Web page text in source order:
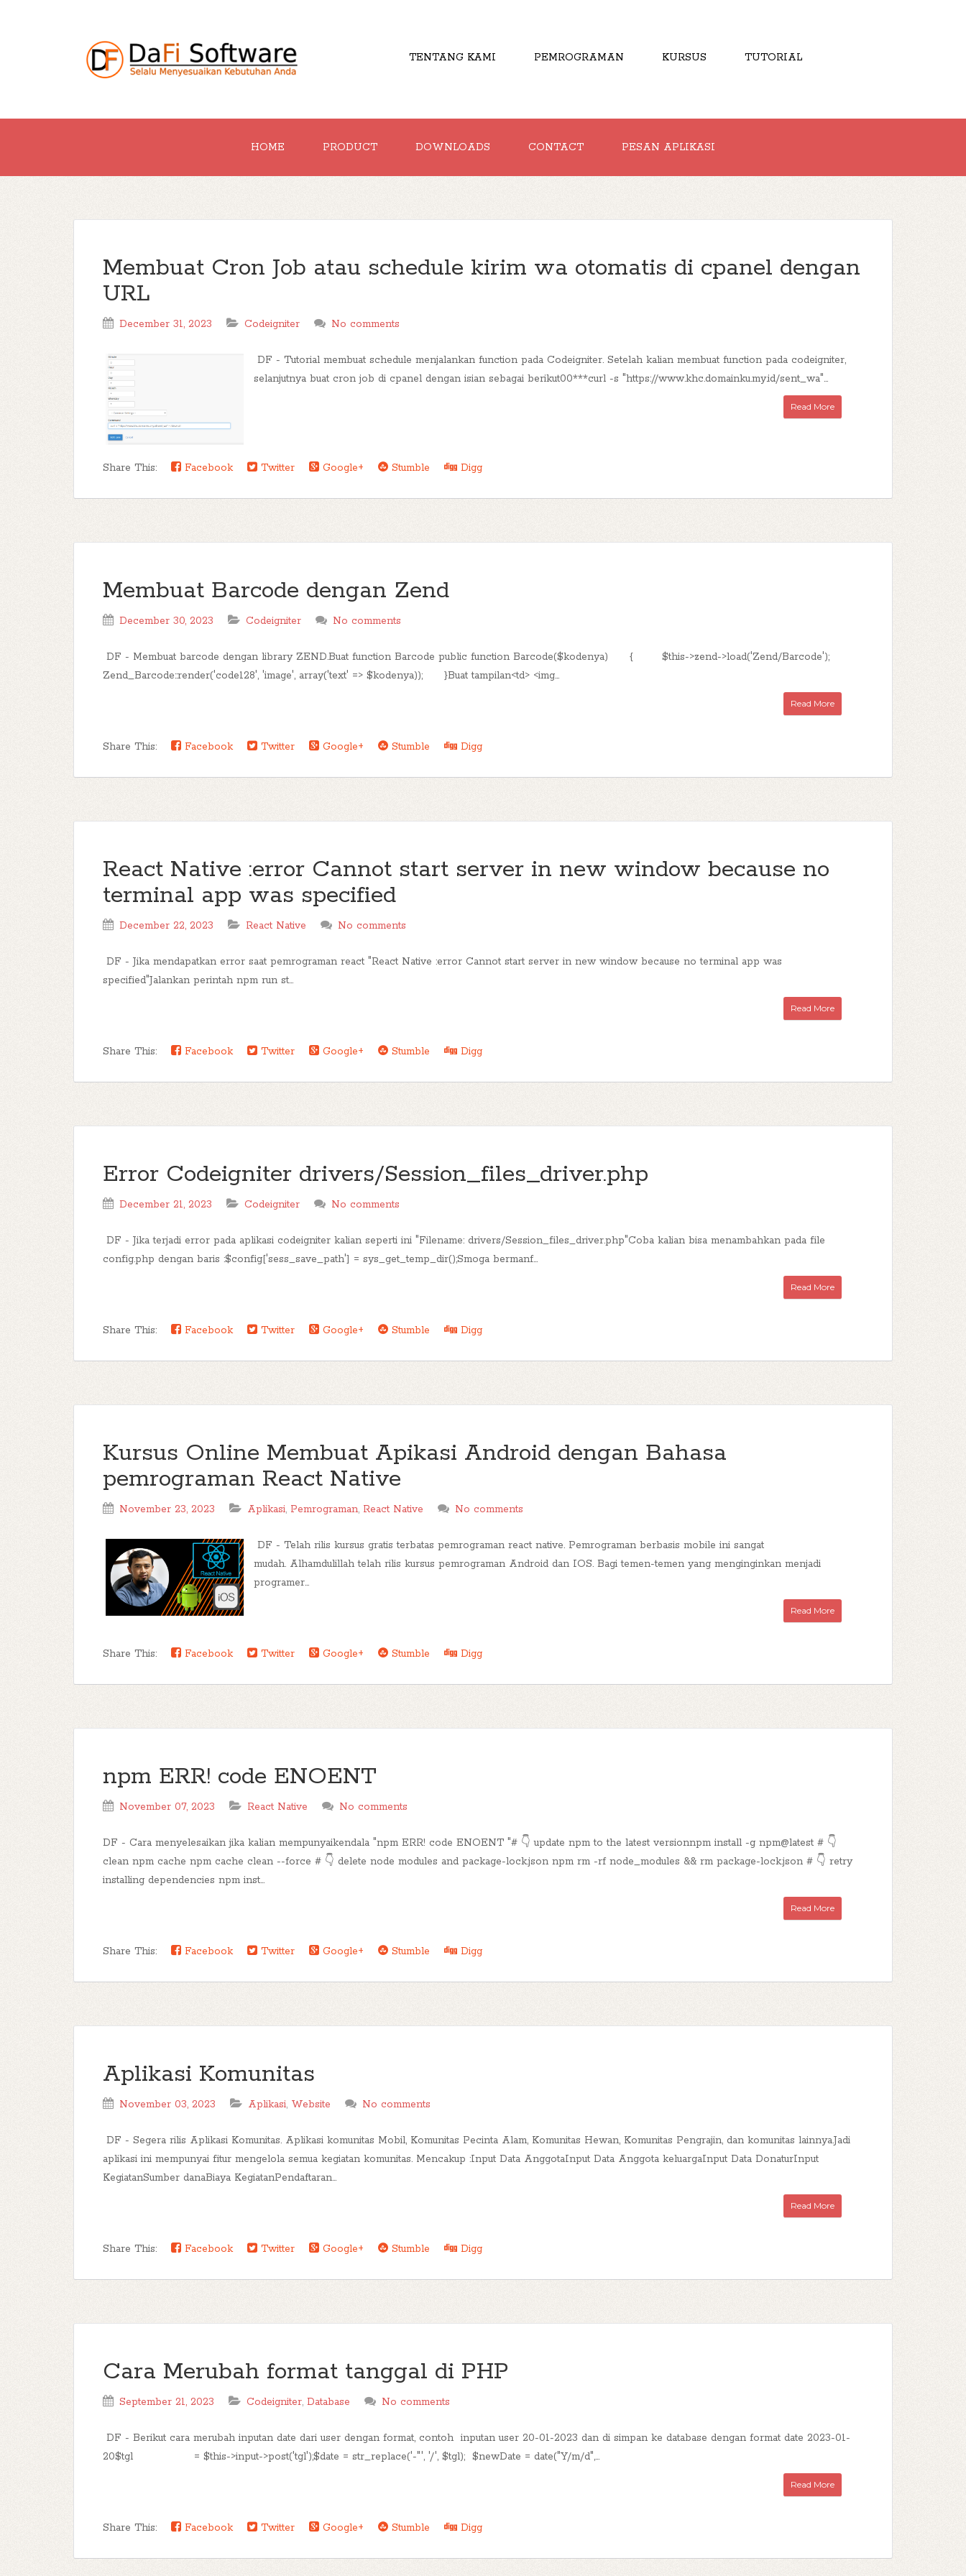
TENTANG KAMI PEMROGRAMAN KURSUS TUTORIAL
HOME PRODUCT DOWNLOADS CONTACT PESAN APLIKASI
Membuat Cron Job atau schedule kirim wa otomatis di cpanel dengan
URL
December 31, 2023 Codeigniter No comments
DF - Tutorial membuat schedule menjalankan function pada Codeigniter. Setelah kalian membuat function pada codeigniter,
selanjutnya buat cron job di cpanel dengan isian sebagai berikut00***curl -s "https://www.khc.domainku.my.id/sent_wa"...
Read More
Share This: Facebook Twitter Google+ Stumble Digg
Membuat Barcode dengan Zend
December 30, 2023 Codeigniter No comments
DF - Membuat barcode dengan library ZEND.Buat function Barcode public function Barcode($kodenya) { $this->zend->load('Zend/Barcode');
Zend_Barcode::render('code128', 'image', array('text' => $kodenya)); }Buat tampilan<td> <img...
Read More
Share This: Facebook Twitter Google+ Stumble Digg
React Native :error Cannot start server in new window because no
terminal app was specified
December 22, 2023 React Native No comments
DF - Jika mendapatkan error saat pemrograman react "React Native :error Cannot start server in new window because no terminal app was
specified"Jalankan perintah npm run st...
Read More
Share This: Facebook Twitter Google+ Stumble Digg
Error Codeigniter drivers/Session_files_driver.php
December 21, 2023 Codeigniter No comments
DF - Jika terjadi error pada aplikasi codeigniter kalian seperti ini "Filename: drivers/Session_files_driver.php"Coba kalian bisa menambahkan pada file
config.php dengan baris :$config['sess_save_path'] = sys_get_temp_dir();Smoga bermanf...
Read More
Share This: Facebook Twitter Google+ Stumble Digg
Kursus Online Membuat Apikasi Android dengan Bahasa
pemrograman React Native
November 23, 2023 Aplikasi, Pemrograman, React Native No comments
DF - Telah rilis kursus gratis terbatas pemrograman react native. Pemrograman berbasis mobile ini sangat
mudah. Alhamdulillah telah rilis kursus pemrograman Android dan IOS. Bagi temen-temen yang menginginkan menjadi
programer...
Read More
Share This: Facebook Twitter Google+ Stumble Digg
npm ERR! code ENOENT
November 07, 2023 React Native No comments
DF - Cara menyelesaikan jika kalian mempunyaikendala "npm ERR! code ENOENT "# 👇 update npm to the latest versionnpm install -g npm@latest # 👇
clean npm cache npm cache clean --force # 👇 delete node modules and package-lock.json npm rm -rf node_modules && rm package-lock.json # 👇 retry
installing dependencies npm inst...
Read More
Share This: Facebook Twitter Google+ Stumble Digg
Aplikasi Komunitas
November 03, 2023 Aplikasi, Website No comments
DF - Segera rilis Aplikasi Komunitas. Aplikasi komunitas Mobil, Komunitas Pecinta Alam, Komunitas Hewan, Komunitas Pengrajin, dan komunitas lainnya.Jadi
aplikasi ini mempunyai fitur mengelola semua kegiatan komunitas. Mencakup :Input Data AnggotaInput Data Anggota keluargaInput Data DonaturInput
KegiatanSumber danaBiaya KegiatanPendaftaran...
Read More
Share This: Facebook Twitter Google+ Stumble Digg
Cara Merubah format tanggal di PHP
September 21, 2023 Codeigniter, Database No comments
DF - Berikut cara merubah inputan date dari user dengan format, contoh inputan user 20-01-2023 dan di simpan ke database dengan format date 2023-01-
20$tgl = $this->input->post('tgl');$date = str_replace('-"', '/', $tgl); $newDate = date("Y/m/d",...
Read More
Share This: Facebook Twitter Google+ Stumble Digg